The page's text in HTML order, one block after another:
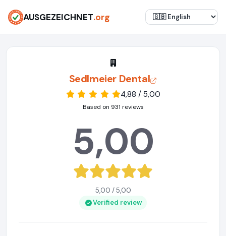
AUSGEZEICHNET.org
Sedlmeier Dental
4,88 / 5,00
Based on 931 reviews
5,00
5,00 / 5,00
Verified review